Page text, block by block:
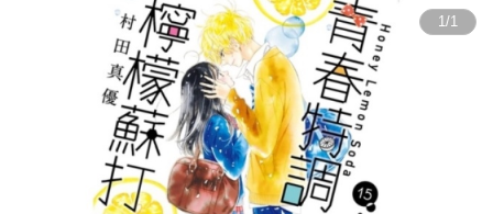
1/1